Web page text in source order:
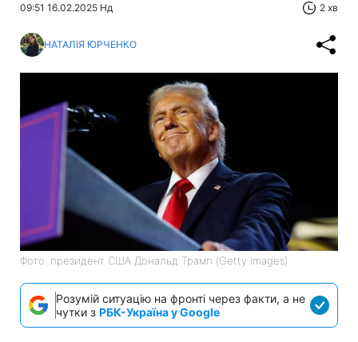
09:51 16.02.2025 Нд 2 хв
НАТАЛІЯ ЮРЧЕНКО
Фото: президент США Дональд Трамп (Getty Images)
Розумій ситуацію на фронті через факти, а не
чутки з РБК-Україна у Google